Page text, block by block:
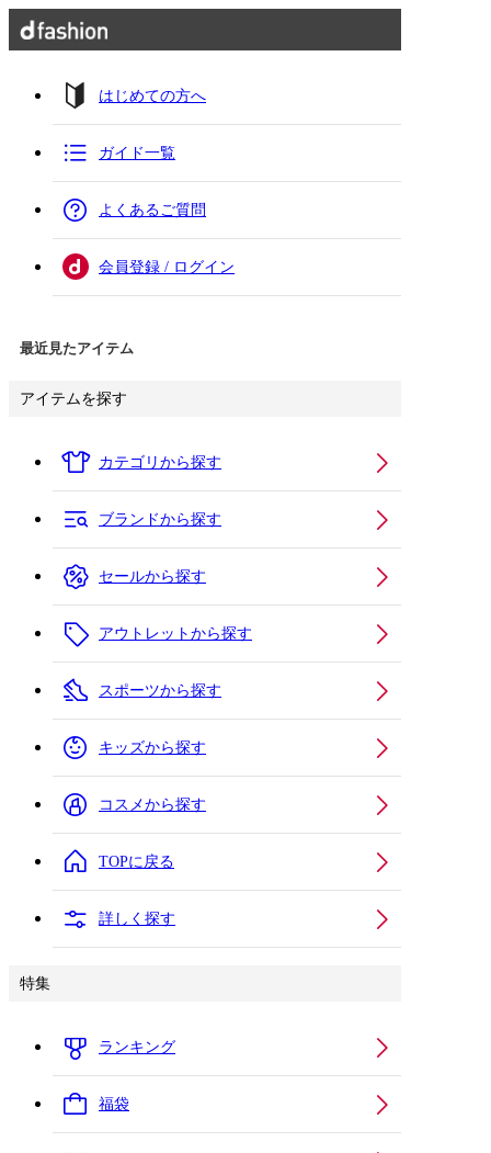
はじめての方へ
ガイド一覧
よくあるご質問
会員登録 / ログイン
最近見たアイテム
アイテムを探す
カテゴリから探す
ブランドから探す
セールから探す
アウトレットから探す
スポーツから探す
キッズから探す
コスメから探す
TOPに戻る
詳しく探す
特集
ランキング
福袋